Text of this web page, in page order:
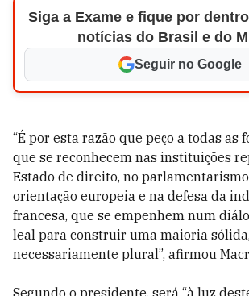
Siga a Exame e fique por
notícias do Brasil e do
Seguir no Google
“É por esta razão que peço a todas as
que se reconhecem nas instituições
Estado de direito, no
orientação europeia e na defesa da
francesa, que se empenhem num
leal para construir uma maioria sólida,
necessariamente plural”, afirmou
Segundo o presidente, será “à luz